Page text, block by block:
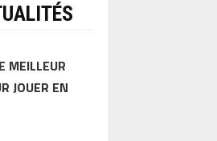
MEILLEUR
JOUER EN